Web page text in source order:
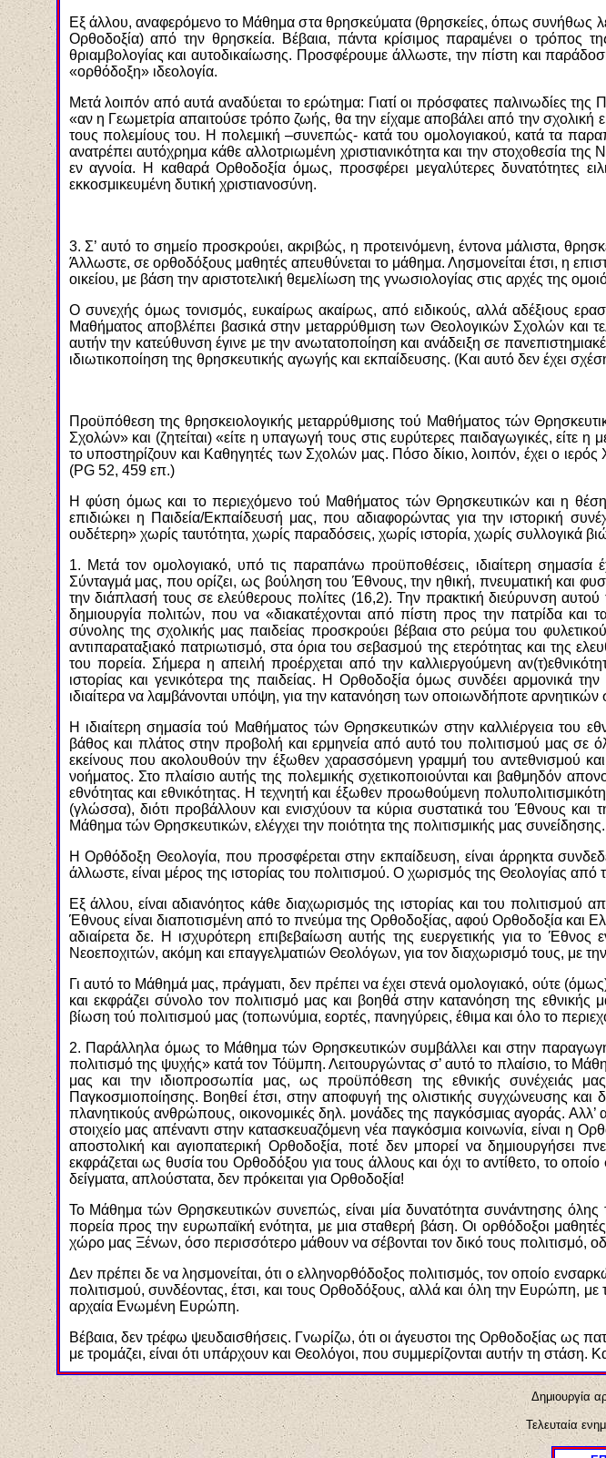
Εξ άλλου, αναφερόμενο το Μάθημα στα θρησκεύματα (θρησκείες, όπως συνήθως
Ορθοδοξία) από την θρησκεία. Βέβαια, πάντα κρίσιμος παραμένει ο τρόπος
θριαμβολογίας και αυτοδικαίωσης. Προσφέρουμε άλλωστε, την πίστη και
«ορθόδοξη» ιδεολογία.
Μετά λοιπόν από αυτά αναδύεται το ερώτημα: Γιατί οι πρόσφατες παλινωδίες
«αν η Γεωμετρία απαιτούσε τρόπο ζωής, θα την είχαμε αποβάλει από την
τους πολεμίους του. Η πολεμική –συνεπώς- κατά του ομολογιακού, κατά τα
ανατρέπει αυτόχρημα κάθε αλλοτριωμένη χριστιανικότητα και την στοχοθεσία
εν αγνοία. Η καθαρά Ορθοδοξία όμως, προσφέρει μεγαλύτερες δυνατότητες
εκκοσμικευμένη δυτική χριστιανοσύνη.
3. Σ’ αυτό το σημείο προσκρούει, ακριβώς, η προτεινόμενη, έντονα μάλιστα,
Άλλωστε, σε ορθοδόξους μαθητές απευθύνεται το μάθημα. Λησμονείται έτσι, η
οικείου, με βάση την αριστοτελική θεμελίωση της γνωσιολογίας στις αρχές της
Ο συνεχής όμως τονισμός, ευκαίρως ακαίρως, από ειδικούς, αλλά αδέξιους
Μαθήματος αποβλέπει βασικά στην μεταρρύθμιση των Θεολογικών Σχολών και
αυτήν την κατεύθυνση έγινε με την ανωτατοποίηση και ανάδειξη σε
ιδιωτικοποίηση της θρησκευτικής αγωγής και εκπαίδευσης. (Και αυτό δεν έχει
Προϋπόθεση της θρησκειολογικής μεταρρύθμισης τού Μαθήματος τών
Σχολών» και (ζητείται) «είτε η υπαγωγή τους στις ευρύτερες παιδαγωγικές, είτε
το υποστηρίζουν και Καθηγητές των Σχολών μας. Πόσο δίκιο, λοιπόν, έχει ο
(PG 52, 459 επ.)
Η φύση όμως και το περιεχόμενο τού Μαθήματος τών Θρησκευτικών και η
επιδιώκει η Παιδεία/Εκπαίδευσή μας, που αδιαφορώντας για την ιστορική
ουδέτερη» χωρίς ταυτότητα, χωρίς παραδόσεις, χωρίς ιστορία, χωρίς συλλογικά
1. Μετά τον ομολογιακό, υπό τις παραπάνω προϋποθέσεις, ιδιαίτερη σημασία
Σύνταγμά μας, που ορίζει, ως βούληση του Έθνους, την ηθική, πνευματική και
την διάπλασή τους σε ελεύθερους πολίτες (16,2). Την πρακτική διεύρυνση
δημιουργία πολιτών, που να «διακατέχονται από πίστη προς την πατρίδα και
σύνολης της σχολικής μας παιδείας προσκρούει βέβαια στο ρεύμα του
αντιπαραταξιακό πατριωτισμό, στα όρια του σεβασμού της ετερότητας και της
του πορεία. Σήμερα η απειλή προέρχεται από την καλλιεργούμενη
ιστορίας και γενικότερα της παιδείας. Η Ορθοδοξία όμως συνδέει αρμονικά
ιδιαίτερα να λαμβάνονται υπόψη, για την κατανόηση των οποιωνδήποτε
Η ιδιαίτερη σημασία τού Μαθήματος τών Θρησκευτικών στην καλλιέργεια του
βάθος και πλάτος στην προβολή και ερμηνεία από αυτό του πολιτισμού μας σε
εκείνους που ακολουθούν την έξωθεν χαρασσόμενη γραμμή του αντεθνισμού
νοήματος. Στο πλαίσιο αυτής της πολεμικής σχετικοποιούνται και βαθμηδόν
εθνότητας και εθνικότητας. Η τεχνητή και έξωθεν προωθούμενη
(γλώσσα), διότι προβάλλουν και ενισχύουν τα κύρια συστατικά του Έθνους
Μάθημα τών Θρησκευτικών, ελέγχει την ποιότητα της πολιτισμικής μας συνείδησης.
Η Ορθόδοξη Θεολογία, που προσφέρεται στην εκπαίδευση, είναι άρρηκτα
άλλωστε, είναι μέρος της ιστορίας του πολιτισμού. Ο χωρισμός της Θεολογίας από
Εξ άλλου, είναι αδιανόητος κάθε διαχωρισμός της ιστορίας και του
Έθνους είναι διαποτισμένη από το πνεύμα της Ορθοδοξίας, αφού Ορθοδοξία και
αδιαίρετα δε. Η ισχυρότερη επιβεβαίωση αυτής της ευεργετικής για το
Νεοεποχιτών, ακόμη και επαγγελματιών Θεολόγων, για τον διαχωρισμό τους, με
Γι αυτό το Μάθημά μας, πράγματι, δεν πρέπει να έχει στενά ομολογιακό, ούτε
και εκφράζει σύνολο τον πολιτισμό μας και βοηθά στην κατανόηση της εθνικής
βίωση τού πολιτισμού μας (τοπωνύμια, εορτές, πανηγύρεις, έθιμα και όλο το
2. Παράλληλα όμως το Μάθημα τών Θρησκευτικών συμβάλλει και στην
πολιτισμό της ψυχής» κατά τον Τόϋμπη. Λειτουργώντας σ’ αυτό το πλαίσιο, το
μας και την ιδιοπροσωπία μας, ως προϋπόθεση της εθνικής συνέχειάς
Παγκοσμιοποίησης. Βοηθεί έτσι, στην αποφυγή της ολιστικής συγχώνευσης
πλανητικούς ανθρώπους, οικονομικές δηλ. μονάδες της παγκόσμιας αγοράς. Αλλ’
στοιχείο μας απέναντι στην κατασκευαζόμενη νέα παγκόσμια κοινωνία, είναι
αποστολική και αγιοπατερική Ορθοδοξία, ποτέ δεν μπορεί να δημιουργήσει
εκφράζεται ως θυσία του Ορθοδόξου για τους άλλους και όχι το αντίθετο, το
δείγματα, απλούστατα, δεν πρόκειται για Ορθοδοξία!
Το Μάθημα τών Θρησκευτικών συνεπώς, είναι μία δυνατότητα συνάντησης όλης
πορεία προς την ευρωπαϊκή ενότητα, με μια σταθερή βάση. Οι ορθόδοξοι
χώρο μας Ξένων, όσο περισσότερο μάθουν να σέβονται τον δικό τους πολιτισμό,
Δεν πρέπει δε να λησμονείται, ότι ο ελληνορθόδοξος πολιτισμός, τον οποίο
πολιτισμού, συνδέοντας, έτσι, και τους Ορθοδόξους, αλλά και όλη την Ευρώπη,
αρχαία Ενωμένη Ευρώπη.
Βέβαια, δεν τρέφω ψευδαισθήσεις. Γνωρίζω, ότι οι άγευστοι της Ορθοδοξίας ως
με τρομάζει, είναι ότι υπάρχουν και Θεολόγοι, που συμμερίζονται αυτήν τη
Δημιουργία
Τελευταία